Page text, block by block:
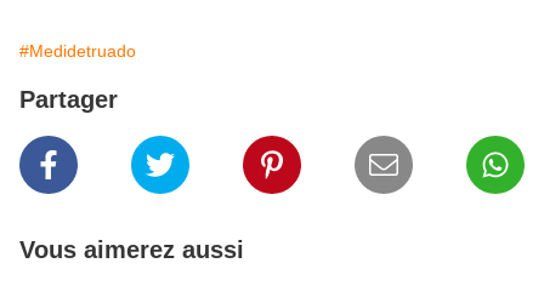
#Medidetruado
Partager
Vous aimerez aussi